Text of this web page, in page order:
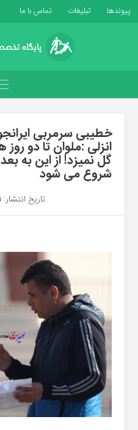
پیوندها تبلیغات تماس با ما
خطیبی سرمربی
انزلی :ملوان تا دو
گل نمیزد! از این به
شروع می شود
تاریخ انتشار: 11 مارس 2018